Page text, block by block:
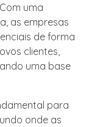
uma
as empresas
de forma
clientes,
uma base
para
onde as